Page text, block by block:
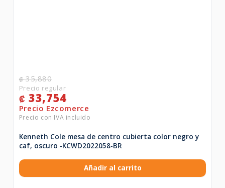
₡35,880
₡ 33,754
Kenneth Cole mesa de centro cubierta color negro y
caf‚ oscuro -KCWD2022058-BR
Añadir al carrito